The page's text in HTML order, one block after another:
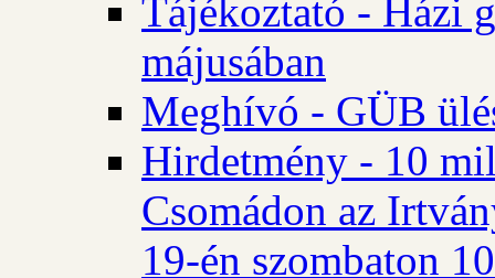
Tájékoztató - Házi
májusában
Meghívó - GÜB
Hirdetmény - 10
Csomádon az
19-én szombaton